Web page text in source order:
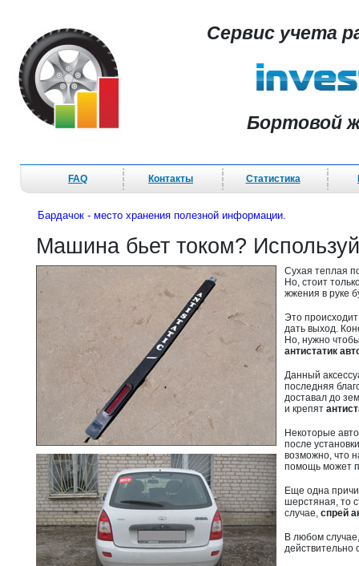
Сервис учета
Бортовой
FAQ Контакты Статистика
Бардачок - место хранения полезной информации.
Машина бьет током?
Сухая теплая
Но, стоит
жжения в руке
Это
дать выход.
Но, нужно
антистатик
Данный
последняя
доставал до
и крепят
Некоторые
после
возможно, что
помощь может
Еще одна
шерстяная, то
случае, спрей
В любом
действительно